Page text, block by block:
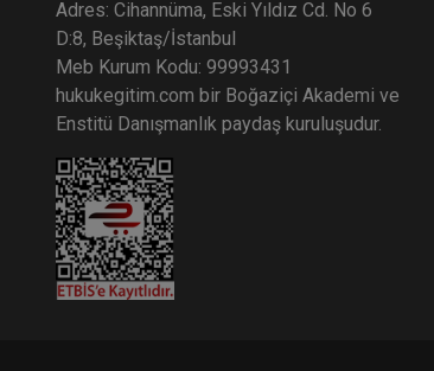
Adres: Cihannüma, Eski Yıldız Cd. No 6
D:8, Beşiktaş/İstanbul
Meb Kurum Kodu: 99993431
hukukegitim.com bir Boğaziçi Akademi ve
Enstitü Danışmanlık paydaş kuruluşudur.